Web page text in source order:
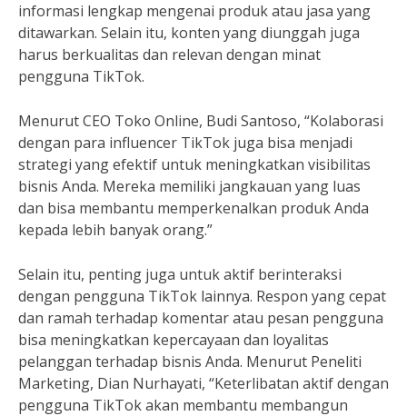
informasi lengkap mengenai produk atau jasa yang
ditawarkan. Selain itu, konten yang diunggah juga
harus berkualitas dan relevan dengan minat
pengguna TikTok.
Menurut CEO Toko Online, Budi Santoso, “Kolaborasi
dengan para influencer TikTok juga bisa menjadi
strategi yang efektif untuk meningkatkan visibilitas
bisnis Anda. Mereka memiliki jangkauan yang luas
dan bisa membantu memperkenalkan produk Anda
kepada lebih banyak orang.”
Selain itu, penting juga untuk aktif berinteraksi
dengan pengguna TikTok lainnya. Respon yang cepat
dan ramah terhadap komentar atau pesan pengguna
bisa meningkatkan kepercayaan dan loyalitas
pelanggan terhadap bisnis Anda. Menurut Peneliti
Marketing, Dian Nurhayati, “Keterlibatan aktif dengan
pengguna TikTok akan membantu membangun